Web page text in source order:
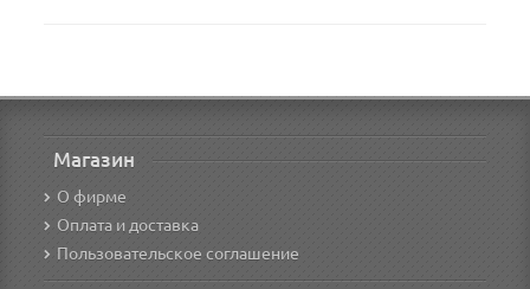
Магазин
О фирме
Оплата и доставка
Пользовательское соглашение